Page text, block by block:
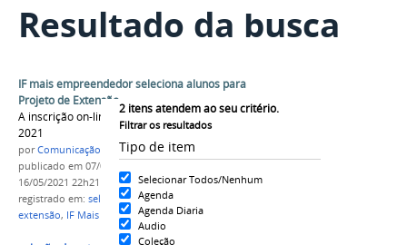
Resultado da busca
2 itens atendem ao seu critério.
Filtrar os resultados
Tipo de item
Selecionar Todos/Nenhum
Agenda
Agenda Diaria
Audio
Coleção
IF mais empreendedor seleciona alunos para
Projeto de Extensão
A inscrição on-line ocorre de 08 a 13 de maio de
2021
porComunicação CPR
publicado em 07/05/2021
16/05/2021 22h21
registrado em: seleção,extensionistas
extensão, IF Mais empreendedor, Campus Parintins